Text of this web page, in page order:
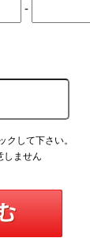
-
クして下さい。
しません